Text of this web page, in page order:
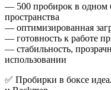
— 500 пробирок в одном
пространства
— оптимизированная
— готовность к работе
— стабильность,
использовании
✅ Пробирки в боксе